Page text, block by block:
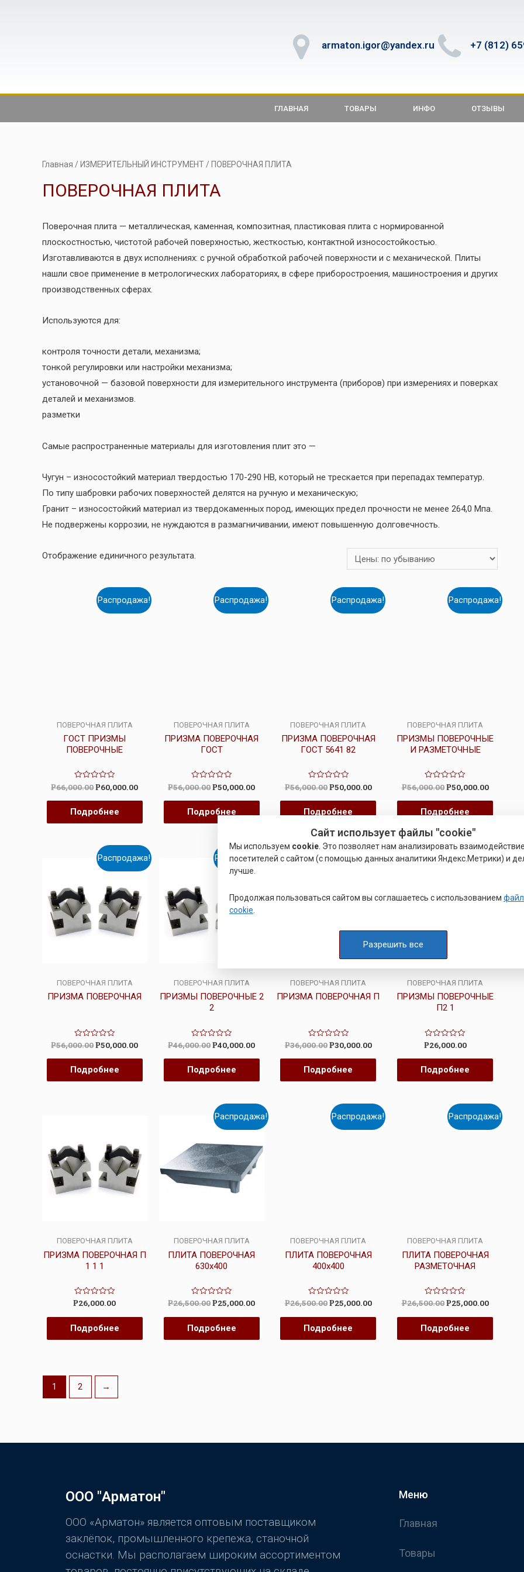
armaton.igor@yandex.ru +7 (812)
ГЛАВНАЯ ТОВАРЫ ИНФО ОТЗЫВЫ
Главная / ИЗМЕРИТЕЛЬНЫЙ ИНСТРУМЕНТ / ПОВЕРОЧНАЯ ПЛИТА
ПОВЕРОЧНАЯ ПЛИТА
Поверочная плита — металлическая, каменная, композитная, пластиковая плита с нормированной
плоскостностью, чистотой рабочей поверхностью, жесткостью, контактной износостойкостью.
Изготавливаются в двух исполнениях: с ручной обработкой рабочей поверхности и с механической. Плиты
нашли свое применение в метрологических лабораториях, в сфере приборостроения, машиностроения и других
производственных сферах.
Используются для:
контроля точности детали, механизма;
тонкой регулировки или настройки механизма;
установочной — базовой поверхности для измерительного инструмента (приборов) при измерениях и поверках
деталей и механизмов.
разметки
Самые распространенные материалы для изготовления плит это —
Чугун – износостойкий материал твердостью 170-290 HB, который не трескается при перепадах температур.
По типу шабровки рабочих поверхностей делятся на ручную и механическую;
Гранит – износостойкий материал из твердокаменных пород, имеющих предел прочности не менее 264,0 Мпа.
Не подвержены коррозии, не нуждаются в размагничивании, имеют повышенную долговечность.
Отображение единичного результата.
Распродажа!
ПОВЕРОЧНАЯ ПЛИТА
ГОСТ ПРИЗМЫ
ПОВЕРОЧНЫЕ
Оценка
0
из
5
Р66,000.00 Р60,000.00
Подробнее
Распродажа!
ПОВЕРОЧНАЯ ПЛИТА
ПРИЗМА ПОВЕРОЧНАЯ
ГОСТ
Оценка
0
из
5
Р56,000.00 Р50,000.00
Подробнее
Распродажа!
ПОВЕРОЧНАЯ ПЛИТА
ПРИЗМА ПОВЕРОЧНАЯ
ГОСТ 5641 82
Оценка
0
из
5
Р56,000.00 Р50,000.00
Подробнее
Распродажа!
ПОВЕРОЧНАЯ ПЛИТА
ПРИЗМЫ ПОВЕРОЧНЫЕ
И РАЗМЕТОЧНЫЕ
Оценка
0
из
5
Р56,000.00 Р50,000.00
Подробнее
Распродажа!
ПОВЕРОЧНАЯ ПЛИТА
ПРИЗМА ПОВЕРОЧНАЯ
Оценка
из
5
Р56,000.00 Р50,000.00
Подробнее
Распродажа!
ПОВЕРОЧНАЯ ПЛИТА
ПРИЗМЫ ПОВЕРОЧНЫЕ 2
2
Оценка
из
5
Р46,000.00 Р40,000.00
Подробнее
Распродажа!
ПОВЕРОЧНАЯ ПЛИТА
ПРИЗМА ПОВЕРОЧНАЯ П
Оценка
из
5
Р36,000.00 Р30,000.00
Подробнее
ПОВЕРОЧНАЯ ПЛИТА
ПРИЗМЫ ПОВЕРОЧНЫЕ
П2 1
Оценка
из
5
Р26,000.00
Подробнее
ПОВЕРОЧНАЯ ПЛИТА
ПРИЗМА ПОВЕРОЧНАЯ П
1 1 1
Оценка
из
Р26,000.00
Подробнее
Распродажа!
ПОВЕРОЧНАЯ ПЛИТА
ПЛИТА ПОВЕРОЧНАЯ
630х400
Оценка
из
Р26,500.00 Р25,000.00
Подробнее
Распродажа!
ПОВЕРОЧНАЯ ПЛИТА
ПЛИТА ПОВЕРОЧНАЯ
400х400
Оценка
из
Р26,500.00 Р25,000.00
Подробнее
Распродажа!
ПОВЕРОЧНАЯ ПЛИТА
ПЛИТА ПОВЕРОЧНАЯ
РАЗМЕТОЧНАЯ
Оценка
из
Р26,500.00 Р25,000.00
Подробнее
1 2 →
ООО "Арматон"
ООО «Арматон» является оптовым поставщиком
заклёпок, промышленного крепежа, станочной
оснастки. Мы располагаем широким ассортиментом
Меню
Главная
Товары
Сайт использует файлы "cookie"
Мы используем cookie . Это позволяет нам анализировать взаимодействие
посетителей с сайтом (с помощью данных аналитики Яндекс.Метрики) и
лучше.
Продолжая пользоваться сайтом вы соглашаетесь с использованием
cookie
Разрешить все